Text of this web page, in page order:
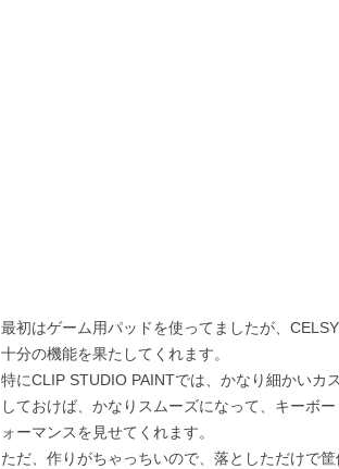
最初はゲーム用パッドを使ってましたが、
十分の機能を果たしてくれます。
特にCLIP STUDIO PAINTでは、かなり細かいカ
しておけば、かなりスムーズになって、キーボ
ォーマンスを見せてくれます。
ただ、作りがちゃっちいので、落としただけで